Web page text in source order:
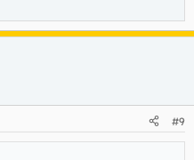
#9